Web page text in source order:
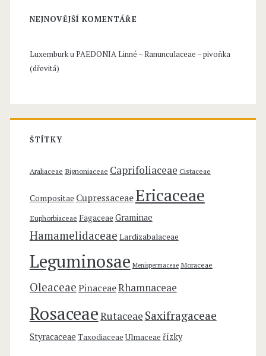
u
n
e
–
v
i
s
t
n
í
o
:
NEJNOVĚJŠÍ KOMENTÁŘE
Luxemburk uPAEDONIA Linné – Ranunculaceae – pivoňka
(dřevitá)
ŠTÍTKY
Araliaceae Bignoniaceae Caprifoliaceae Cistaceae
Compositae CupressaceaeEricaceae
Euphorbiaceae Fagaceae Graminae
Hamamelidaceae Lardizabalaceae
Leguminosae Menispermaceae Moraceae
Oleaceae PinaceaeRhamnaceae
RosaceaeRutaceae Saxifragaceae
Styracaceae Taxodiaceae Ulmaceae řízky